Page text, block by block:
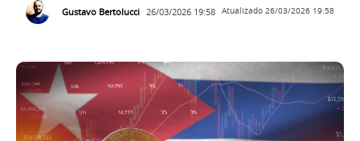
Gustavo Bertolucci 26/03/2026 19:58 Atualizado 26/03/2026 19:58